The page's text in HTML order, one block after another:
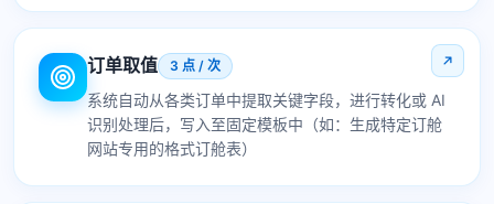
订单取值 3 点 / 次
系统自动从各类订单中提取关键字段，进行转化或 AI
识别处理后，写入至固定模板中（如：生成特定订舱
网站专用的格式订舱表）